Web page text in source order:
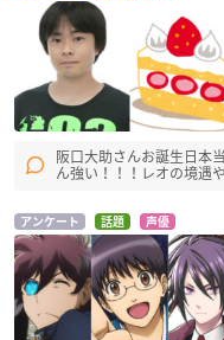
阪口大助さんお誕生日本
ん強い！！！レオの境遇
アンケート 話題 声優